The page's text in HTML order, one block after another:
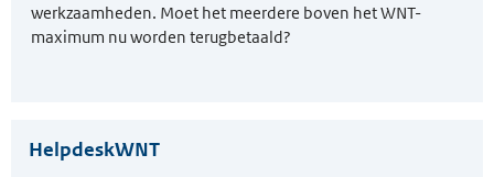
werkzaamheden. Moet het meerdere boven het WNT-
maximum nu worden terugbetaald?
HelpdeskWNT